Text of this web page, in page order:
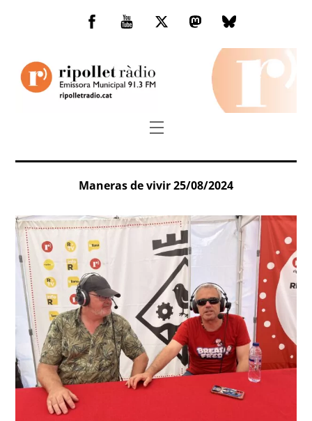
Facebook
You
TwitterMastodonBluesky
Menu
Maneras de vivir 25/08/2024